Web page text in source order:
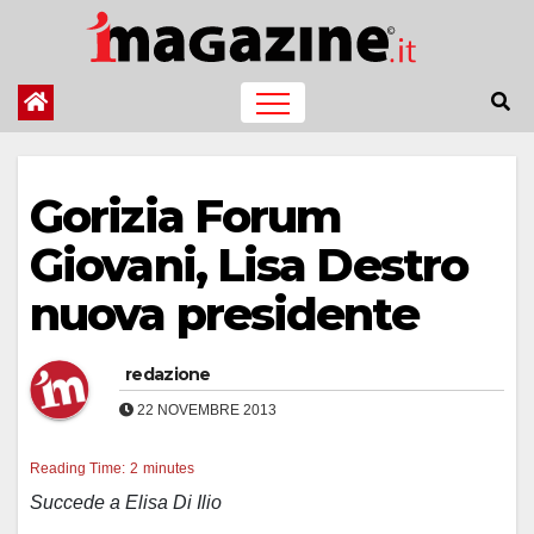
contenuto
Gorizia Forum
Giovani, Lisa Destro
nuova presidente
redazione
22 NOVEMBRE 2013
Reading Time: 2 minutes
Succede a Elisa Di Ilio